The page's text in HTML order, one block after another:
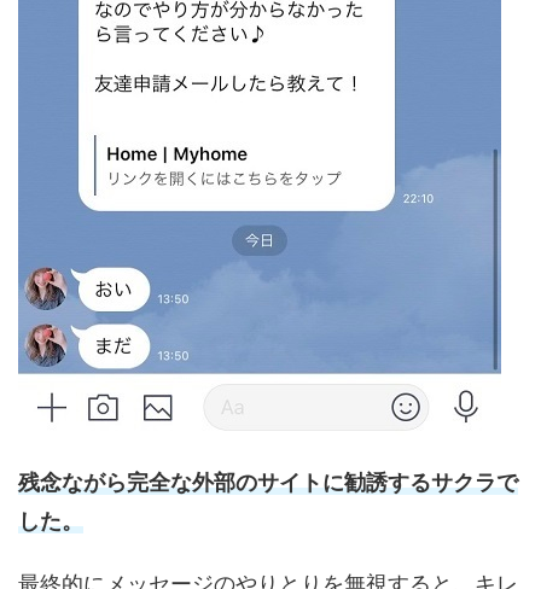
残念ながら完全な外部のサイトに勧誘するサクラで
した。
最終的にメッセージのやりとりを無視すると、キレ